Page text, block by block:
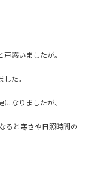
惑いましたが。
た。
なりましたが、
ると寒さや日照時間の